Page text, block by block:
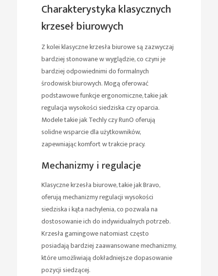
Charakterystyka klasycznych
krzeseł biurowych
Z kolei klasyczne krzesła biurowe są zazwyczaj
bardziej stonowane w wyglądzie, co czyni je
bardziej odpowiednimi do formalnych
środowisk biurowych. Mogą oferować
podstawowe funkcje ergonomiczne, takie jak
regulacja wysokości siedziska czy oparcia.
Modele takie jak Techly czy RunO oferują
solidne wsparcie dla użytkowników,
zapewniając komfort w trakcie pracy.
Mechanizmy i regulacje
Klasyczne krzesła biurowe, takie jak Bravo,
oferują mechanizmy regulacji wysokości
siedziska i kąta nachylenia, co pozwala na
dostosowanie ich do indywidualnych potrzeb.
Krzesła gamingowe natomiast często
posiadają bardziej zaawansowane mechanizmy,
które umożliwiają dokładniejsze dopasowanie
pozycji siedzącej.